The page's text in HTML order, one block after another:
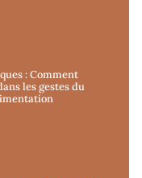
: Comment
les gestes du